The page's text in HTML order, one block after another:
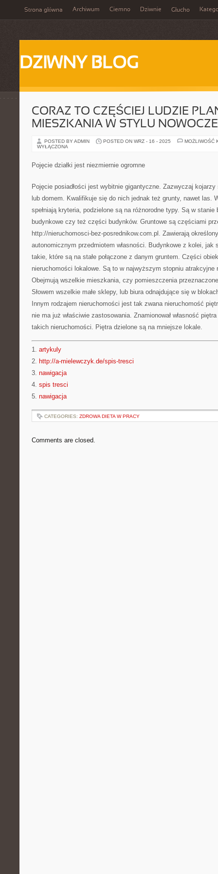
Strona główna Archiwum Ciemno Dziwnie Głucho
DZIWNY BLOG
CORAZ TO CZĘŚCIEJ LUDZIE
MIESZKANIA W STYLU
POSTED BY ADMIN POSTED ON WRZ - 16 - 2025
MOŻLIWOŚĆ
WYŁĄCZONA
Pojęcie działki jest niezmiernie ogromne
Pojęcie posiadłości jest wybitnie gigantyczne. Zazwyczaj
lub domem. Kwalifikuje się do nich jednak też grunty, nawet las.
spełniają kryteria, podzielone są na różnorodne typy. Są w stanie
budynkowe czy też części budynków. Gruntowe są częściami
http://nieruchomosci-bez-posrednikow.com.pl. Zawierają
autonomicznym przedmiotem własności. Budynkowe z kolei, jak
takie, które są na stałe połączone z danym gruntem. Części
nieruchomości lokalowe. Są to w najwyższym stopniu atrakcyjne
Obejmują wszelkie mieszkania, czy pomieszczenia
Słowem wszelkie małe sklepy, lub biura odnajdujące się w
Innym rodzajem nieruchomości jest tak zwana nieruchomość
nie ma już właściwie zastosowania. Znamionował własność
takich nieruchomości. Piętra dzielone są na mniejsze lokale.
1. artykuly
2. http://a-mielewczyk.de/spis-tresci
3. nawigacja
4. spis tresci
5. nawigacja
CATEGORIES: ZDROWA DIETA W PRACY
Comments are closed.